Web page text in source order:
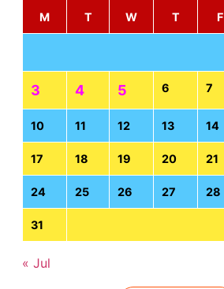
M T W T F
3 4 5 6 7
10 11 12 13 14
17 18 19 20 21
24 25 26 27 28
31
« Jul